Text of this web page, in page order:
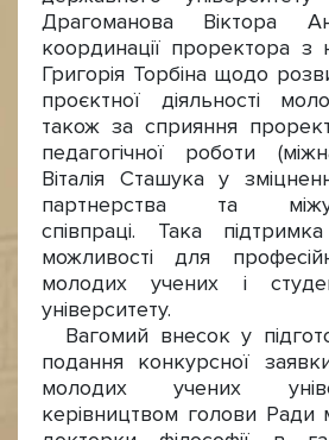
Драгоманова Віктора
координації проректора з
Григорія Торбіна щодо
проєктної діяльності
також за сприяння
педагогічної роботи
Віталія Сташука у
партнерства та
співпраці. Така
можливості для
молодих учених і
університету.
Вагомий внесок у
подання конкурсної
молодих учених
керівництвом голови Ради